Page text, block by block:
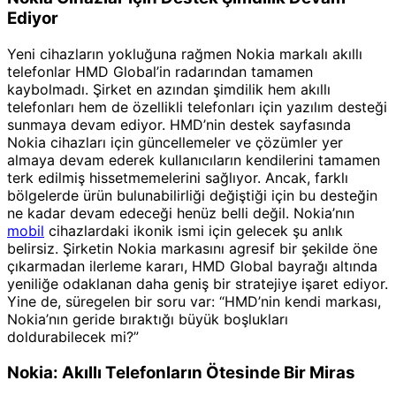
Ediyor
Yeni cihazların yokluğuna rağmen Nokia markalı akıllı
telefonlar HMD Global’in radarından tamamen
kaybolmadı. Şirket en azından şimdilik hem akıllı
telefonları hem de özellikli telefonları için yazılım desteği
sunmaya devam ediyor. HMD’nin destek sayfasında
Nokia cihazları için güncellemeler ve çözümler yer
almaya devam ederek kullanıcıların kendilerini tamamen
terk edilmiş hissetmemelerini sağlıyor. Ancak, farklı
bölgelerde ürün bulunabilirliği değiştiği için bu desteğin
ne kadar devam edeceği henüz belli değil. Nokia’nın
mobil cihazlardaki ikonik ismi için gelecek şu anlık
belirsiz. Şirketin Nokia markasını agresif bir şekilde öne
çıkarmadan ilerleme kararı, HMD Global bayrağı altında
yeniliğe odaklanan daha geniş bir stratejiye işaret ediyor.
Yine de, süregelen bir soru var: “HMD’nin kendi markası,
Nokia’nın geride bıraktığı büyük boşlukları
doldurabilecek mi?”
Nokia: Akıllı Telefonların Ötesinde Bir Miras